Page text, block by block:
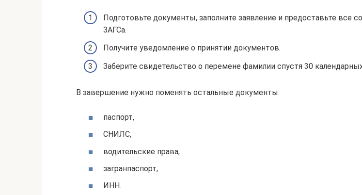
Подготовьте документы, заполните заявление и предоставьте все
ЗАГСа.
Получите уведомление о принятии документов.
Заберите свидетельство о перемене фамилии спустя 30
В завершение нужно поменять остальные документы:
паспорт,
СНИЛС,
водительские права,
загранпаспорт,
ИНН.